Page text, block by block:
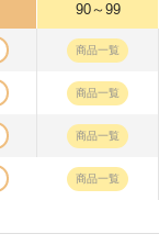
90～99
商品一覧
商品一覧
商品一覧
商品一覧